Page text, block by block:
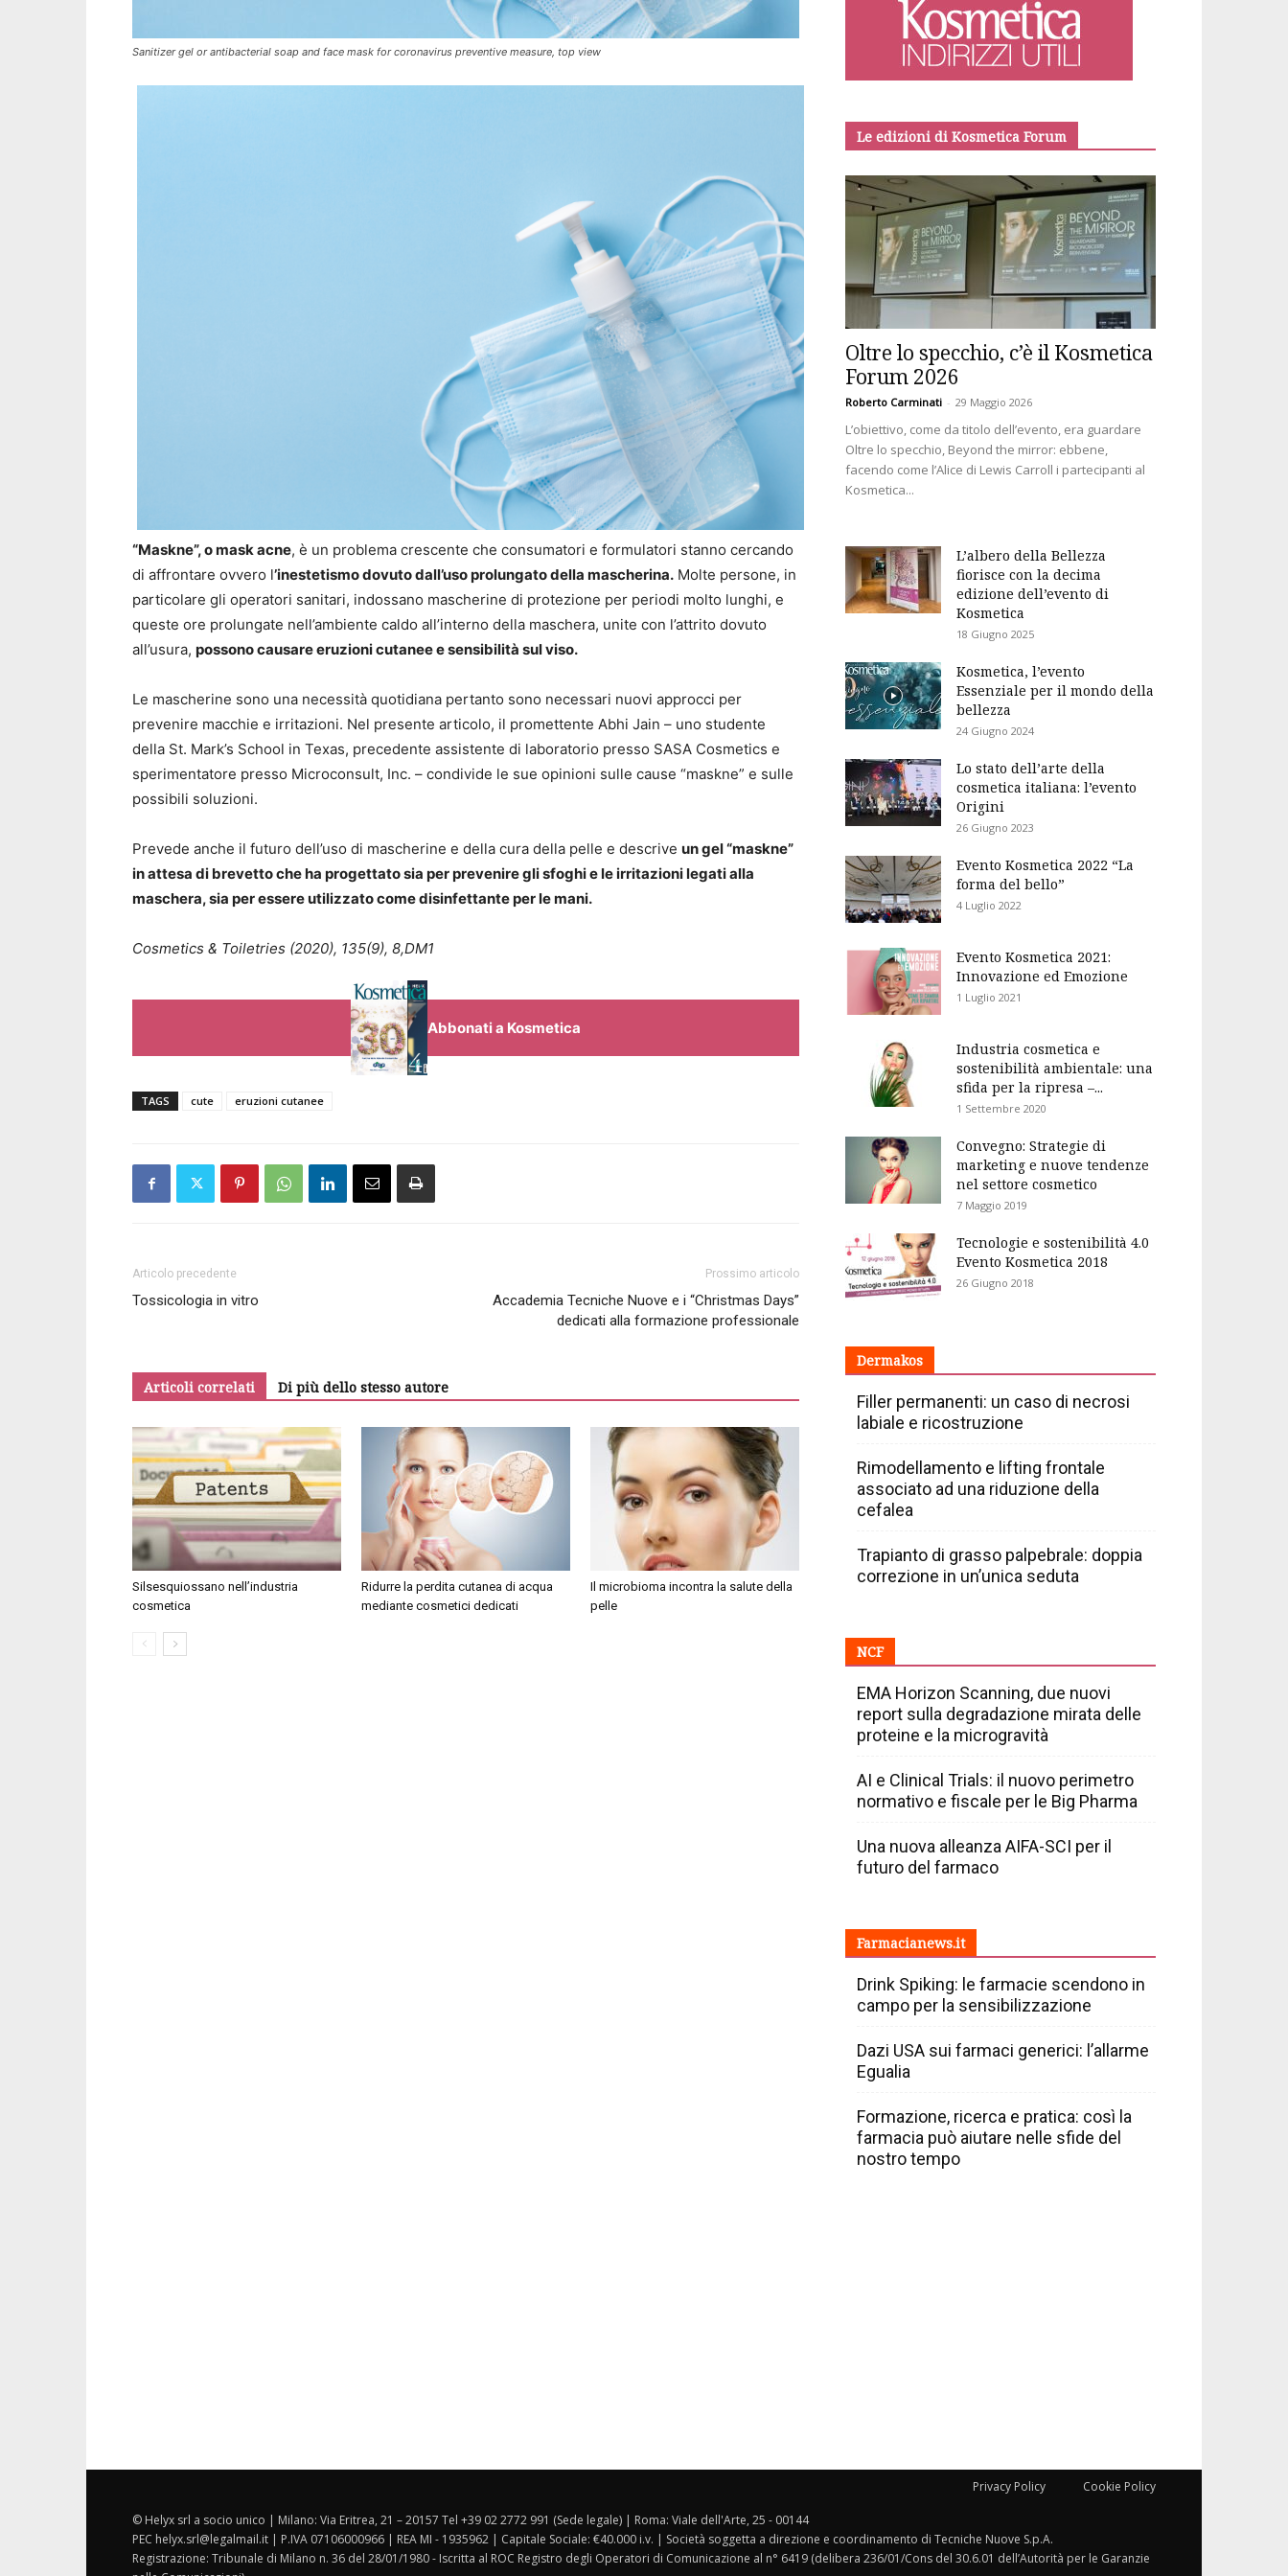
Sanitizer gel or antibacterial soap and face mask for coronavirus preventive measure, top view
“Maskne”, o mask acne, è un problema crescente che consumatori e formulatori stanno cercando
di affrontare ovvero l’inestetismo dovuto dall’uso prolungato della mascherina. Molte persone, in
particolare gli operatori sanitari, indossano mascherine di protezione per periodi molto lunghi, e
queste ore prolungate nell’ambiente caldo all’interno della maschera, unite con l’attrito dovuto
all’usura, possono causare eruzioni cutanee e sensibilità sul viso.
Le mascherine sono una necessità quotidiana pertanto sono necessari nuovi approcci per
prevenire macchie e irritazioni. Nel presente articolo, il promettente Abhi Jain – uno studente
della St. Mark’s School in Texas, precedente assistente di laboratorio presso SASA Cosmetics e
sperimentatore presso Microconsult, Inc. – condivide le sue opinioni sulle cause “maskne” e sulle
possibili soluzioni.
Prevede anche il futuro dell’uso di mascherine e della cura della pelle e descrive un gel “maskne”
in attesa di brevetto che ha progettato sia per prevenire gli sfoghi e le irritazioni legati alla
maschera, sia per essere utilizzato come disinfettante per le mani.
Cosmetics & Toiletries (2020), 135(9), 8,DM1
Abbonati a Kosmetica
TAGS cute eruzioni cutanee
Articolo precedente
Tossicologia in vitro
Prossimo articolo
Accademia Tecniche Nuove e i “Christmas Days”
dedicati alla formazione professionale
Articoli correlati Di più dello stesso autore
Silsesquiossano nell’industria
cosmetica
Ridurre la perdita cutanea di acqua
mediante cosmetici dedicati
Il microbioma incontra la salute della
pelle
Le edizioni di Kosmetica Forum
Oltre lo specchio, c’è il Kosmetica
Forum 2026
Roberto Carminati - 29 Maggio 2026
L’obiettivo, come da titolo dell’evento, era guardare
Oltre lo specchio, Beyond the mirror: ebbene,
facendo come l’Alice di Lewis Carroll i partecipanti al
Kosmetica...
L’albero della Bellezza
fiorisce con la decima
edizione dell’evento di
Kosmetica
18 Giugno 2025
Kosmetica, l’evento
Essenziale per il mondo della
bellezza
24 Giugno 2024
Lo stato dell’arte della
cosmetica italiana: l’evento
Origini
26 Giugno 2023
Evento Kosmetica 2022 “La
forma del bello”
4 Luglio 2022
Evento Kosmetica 2021:
Innovazione ed Emozione
1 Luglio 2021
Industria cosmetica e
sostenibilità ambientale: una
sfida per la ripresa –...
1 Settembre 2020
Convegno: Strategie di
marketing e nuove tendenze
nel settore cosmetico
7 Maggio 2019
Tecnologie e sostenibilità 4.0
Evento Kosmetica 2018
26 Giugno 2018
Dermakos
Filler permanenti: un caso di necrosi
labiale e ricostruzione
Rimodellamento e lifting frontale
associato ad una riduzione della
cefalea
Trapianto di grasso palpebrale: doppia
correzione in un’unica seduta
NCF
EMA Horizon Scanning, due nuovi
report sulla degradazione mirata delle
proteine e la microgravità
AI e Clinical Trials: il nuovo perimetro
normativo e fiscale per le Big Pharma
Una nuova alleanza AIFA-SCI per il
futuro del farmaco
Farmacianews.it
Drink Spiking: le farmacie scendono in
campo per la sensibilizzazione
Dazi USA sui farmaci generici: l’allarme
Egualia
Formazione, ricerca e pratica: così la
farmacia può aiutare nelle sfide del
nostro tempo
Privacy Policy Cookie Policy
© Helyx srl a socio unico | Milano: Via Eritrea, 21 – 20157 Tel +39 02 2772 991 (Sede legale) | Roma: Viale dell'Arte, 25 - 00144
PEC helyx.srl@legalmail.it | P.IVA 07106000966 | REA MI - 1935962 | Capitale Sociale: €40.000 i.v. | Società soggetta a direzione e coordinamento di Tecniche Nuove S.p.A.
Registrazione: Tribunale di Milano n. 36 del 28/01/1980 - Iscritta al ROC Registro degli Operatori di Comunicazione al n° 6419 (delibera 236/01/Cons del 30.6.01 dell’Autorità per le Garanzie